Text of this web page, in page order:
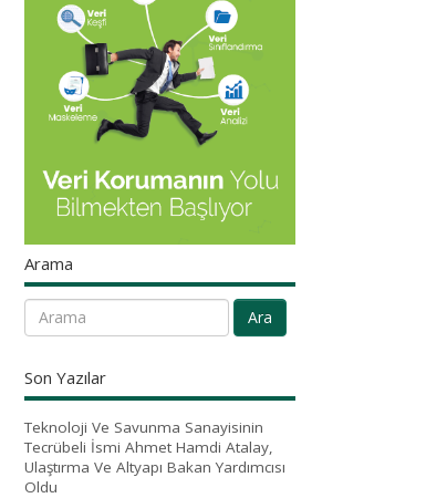
Arama
Ara
Son Yazılar
Teknoloji Ve Savunma Sanayisinin
Tecrübeli İsmi Ahmet Hamdi Atalay,
Ulaştırma Ve Altyapı Bakan Yardımcısı
Oldu